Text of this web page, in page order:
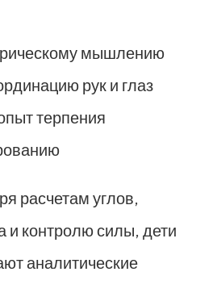
мышлению
рук и глаз
терпения
расчетам углов,
контролю силы, дети
аналитические